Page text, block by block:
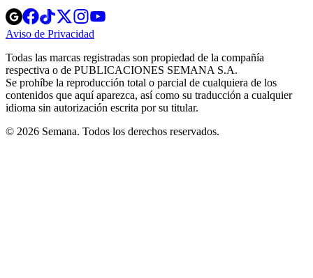
Opens
in
new
Opens
in
new
Opens
in
new
window
Opens
new
windowwindow
Aviso de Privacidad
new
window
Todas las marcas registradas son propiedad de la compañía
respectiva o de PUBLICACIONES SEMANA S.A.
Se prohíbe la reproducción total o parcial de cualquiera de los
contenidos que aquí aparezca, así como su traducción a cualquier
idioma sin autorización escrita por su titular.
© 2026 Semana. Todos los derechos reservados.